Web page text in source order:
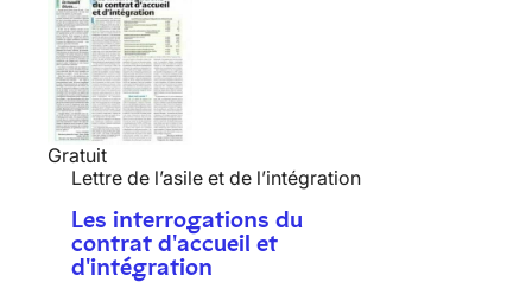
Gratuit
Lettre de l’asile et de l’intégration
Les interrogations du
contrat d'accueil et
d'intégration